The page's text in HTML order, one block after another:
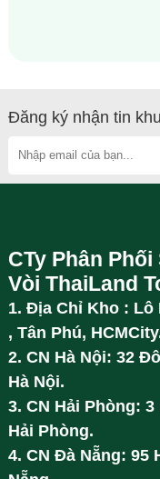
Đăng ký nhận tin
CTy Phân
Vòi ThaiLand
1. Địa Chỉ Kho : Lô
, Tân Phú,
2. CN Hà Nội: 32
Hà Nội.
3. CN Hải Phòng:
Hải Phòng.
4. CN Đà Nẵng: 95